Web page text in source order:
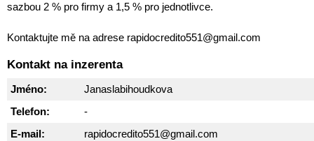
sazbou 2 % pro firmy a 1,5 % pro jednotlivce.
Kontaktujte mě na adrese rapidocredito551@gmail.com
Kontakt na inzerenta
Jméno:
Janaslabihoudkova
Telefon:
-
E-mail:
rapidocredito551@gmail.com